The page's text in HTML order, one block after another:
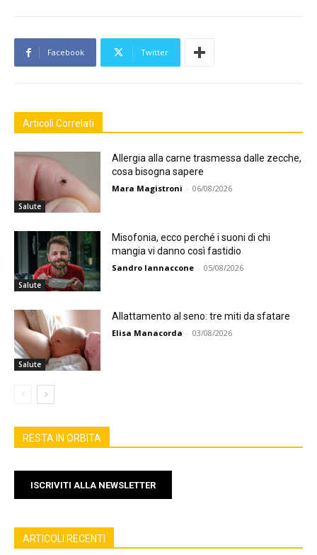
Facebook Twitter
Articoli Correlati
Salute
Allergia alla carne trasmessa dalle zecche,
cosa bisogna sapere
Mara Magistroni - 06/08/2026
Salute
Misofonia, ecco perché i suoni di chi
mangia vi danno così fastidio
Sandro Iannaccone - 05/08/2026
Salute
Allattamento al seno: tre miti da sfatare
Elisa Manacorda - 03/08/2026
RESTA IN ORBITA
ISCRIVITI ALLA NEWSLETTER
ARTICOLI RECENTI